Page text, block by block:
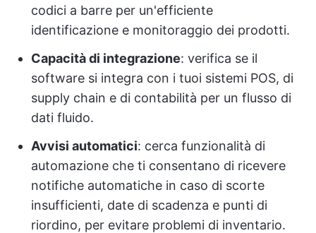
codici a barre per un'efficiente
identificazione e monitoraggio dei prodotti.
Capacità di integrazione: verifica se il
software si integra con i tuoi sistemi POS, di
supply chain e di contabilità per un flusso di
dati fluido.
Avvisi automatici: cerca funzionalità di
automazione che ti consentano di ricevere
notifiche automatiche in caso di scorte
insufficienti, date di scadenza e punti di
riordino, per evitare problemi di inventario.